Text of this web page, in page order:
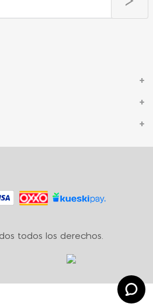
+
+
+
todos los derechos.